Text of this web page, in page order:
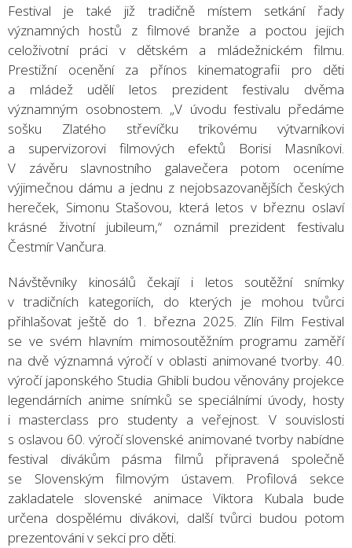
Festival je také již tradičně místem setkání řady
významných hostů z filmové branže a poctou jejich
celoživotní práci v dětském a mládežnickém filmu.
Prestižní ocenění za přínos kinematografii pro děti
a mládež udělí letos prezident festivalu dvěma
významným osobnostem. „V úvodu festivalu předáme
sošku Zlatého střevíčku trikovému výtvarníkovi
a supervizorovi filmových efektů Borisi Masníkovi.
V závěru slavnostního galavečera potom oceníme
výjimečnou dámu a jednu z nejobsazovanějších českých
hereček, Simonu Stašovou, která letos v březnu oslaví
krásné životní jubileum,“ oznámil prezident festivalu
Čestmír Vančura.
Návštěvníky kinosálů čekají i letos soutěžní snímky
v tradičních kategoriích, do kterých je mohou tvůrci
přihlašovat ještě do 1. března 2025. Zlín Film Festival
se ve svém hlavním mimosoutěžním programu zaměří
na dvě významná výročí v oblasti animované tvorby. 40.
výročí japonského Studia Ghibli budou věnovány projekce
legendárních anime snímků se speciálními úvody, hosty
i masterclass pro studenty a veřejnost. V souvislosti
s oslavou 60. výročí slovenské animované tvorby nabídne
festival divákům pásma filmů připravená společně
se Slovenským filmovým ústavem. Profilová sekce
zakladatele slovenské animace Viktora Kubala bude
určena dospělému divákovi, další tvůrci budou potom
prezentováni v sekci pro děti.